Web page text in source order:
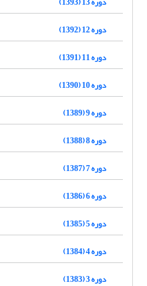
دوره 12 (1392)
دوره 11 (1391)
دوره 10 (1390)
دوره 9 (1389)
دوره 8 (1388)
دوره 7 (1387)
دوره 6 (1386)
دوره 5 (1385)
دوره 4 (1384)
دوره 3 (1383)